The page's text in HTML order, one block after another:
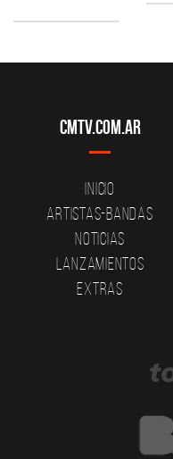
CMTV.com.ar
Inicio
Artistas-Bandas
Noticias
Lanzamientos
Extras